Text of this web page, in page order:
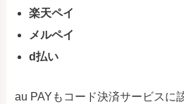
楽天ペイ
メルペイ
d払い
au PAYもコード決済サービスに